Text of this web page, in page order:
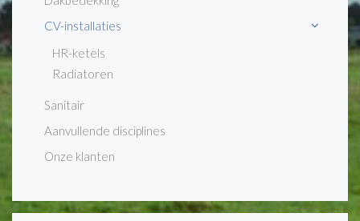
CV-installaties
HR-ketels
Radiatoren
Sanitair
Aanvullende disciplines
Onze klanten